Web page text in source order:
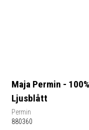
Maja Permin -
Ljusblått
Permin
880360